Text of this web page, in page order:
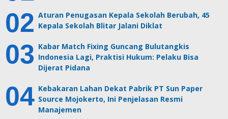
Aturan Penugasan Kepala Sekolah Berubah, 45
Kepala Sekolah Blitar Jalani Diklat
Kabar Match Fixing Guncang Bulutangkis
Indonesia Lagi, Praktisi Hukum: Pelaku Bisa
Dijerat Pidana
Kebakaran Lahan Dekat Pabrik PT Sun Paper
Source Mojokerto, Ini Penjelasan Resmi
Manajemen